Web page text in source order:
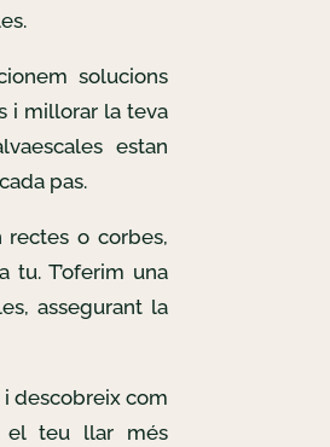
solucions
i millorar la teva
estan
pas.
rectes o corbes,
T’oferim una
assegurant la
i descobreix com
el teu llar més